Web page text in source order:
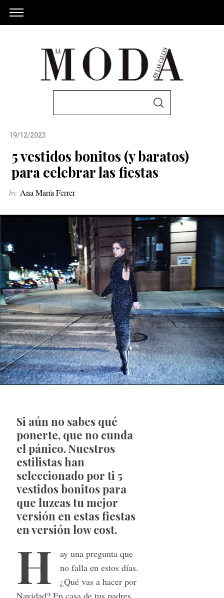
c
f
o
S
19/12/2023
5 vestidos bonitos (y baratos)
para celebrar las fiestas
by Ana María Ferrer
Si aún no sabes qué
ponerte, que no cunda
el pánico. Nuestros
estilistas han
seleccionado por ti 5
vestidos bonitos para
que luzcas tu mejor
versión en estas fiestas
en versión low cost.
H
ay una pregunta que
no falla en estos días.
¿Qué vas a hacer por
Navidad? En casa de tus padres,